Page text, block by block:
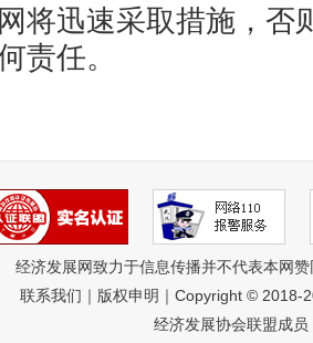
将迅速采取措施，否
责任。
经济发展网致力于信息传播并不代表本网
联系我们 ｜ 版权申明 ｜Copyright © 2018-
经济发展协会联盟成